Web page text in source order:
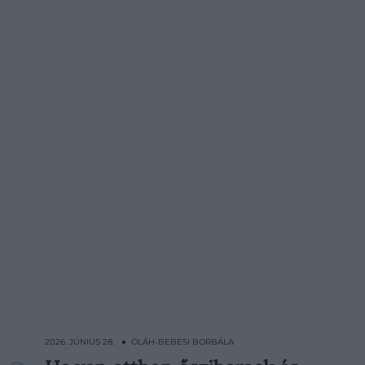
2026. JÚNIUS 28. ● OLÁH-BEBESI BORBÁLA